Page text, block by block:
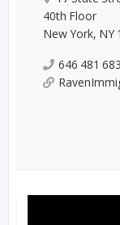
40th Floor
New York, NY
646 481